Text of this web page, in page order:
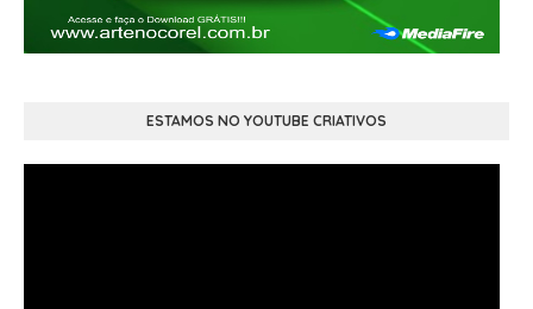
ESTAMOS NO YOUTUBE CRIATIVOS